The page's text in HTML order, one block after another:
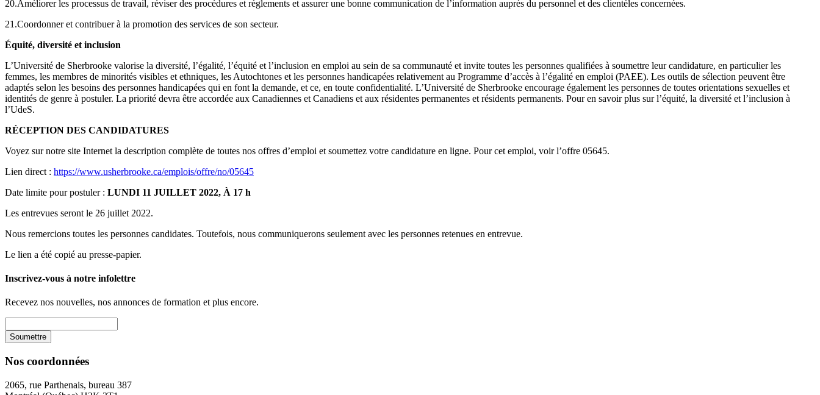
20.Améliorer les processus de travail, réviser des procédures et règlements et assurer une bonne communication de l’information auprès du personnel et des clientèles concernées.
21.Coordonner et contribuer à la promotion des services de son secteur.
Équité, diversité et inclusion
L’Université de Sherbrooke valorise la diversité, l’égalité, l’équité et l’inclusion en emploi au sein de sa communauté et invite toutes les personnes qualifiées à soumettre leur candidature, en particulier les
femmes, les membres de minorités visibles et ethniques, les Autochtones et les personnes handicapées relativement au Programme d’accès à l’égalité en emploi (PAEE). Les outils de sélection peuvent être
adaptés selon les besoins des personnes handicapées qui en font la demande, et ce, en toute confidentialité. L’Université de Sherbrooke encourage également les personnes de toutes orientations sexuelles et
identités de genre à postuler. La priorité devra être accordée aux Canadiennes et Canadiens et aux résidentes permanentes et résidents permanents. Pour en savoir plus sur l’équité, la diversité et l’inclusion à
l’UdeS.
RÉCEPTION DES CANDIDATURES
Voyez sur notre site Internet la description complète de toutes nos offres d’emploi et soumettez votre candidature en ligne. Pour cet emploi, voir l’offre 05645.
Lien direct : https://www.usherbrooke.ca/emplois/offre/no/05645
Date limite pour postuler : LUNDI 11 JUILLET 2022, À 17 h
Les entrevues seront le 26 juillet 2022.
Nous remercions toutes les personnes candidates. Toutefois, nous communiquerons seulement avec les personnes retenues en entrevue.
Le lien a été copié au presse-papier.
Inscrivez-vous à notre infolettre
Recevez nos nouvelles, nos annonces de formation et plus encore.
Nos coordonnées
2065, rue Parthenais, bureau 387